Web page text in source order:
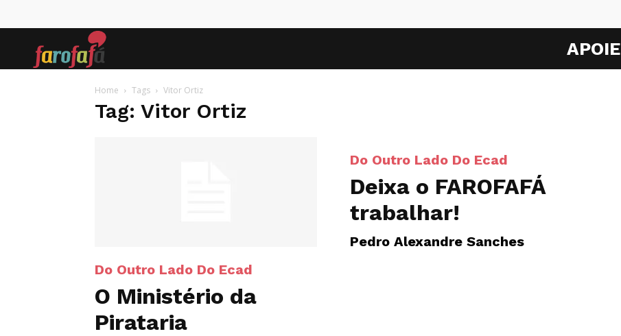
APOIE
Home Tags Vitor Ortiz
Tag: Vitor Ortiz
Do Outro Lado Do Ecad
O Ministério da
Pirataria
Do Outro Lado Do Ecad
Deixa o FAROFAFÁ
trabalhar!
Pedro Alexandre Sanches